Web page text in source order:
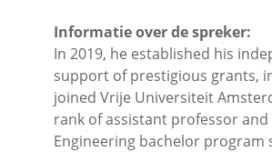
Informatie over de spreker:
In 2019, he established his
support of prestigious grants,
joined Vrije Universiteit
rank of assistant professor
Engineering bachelor program